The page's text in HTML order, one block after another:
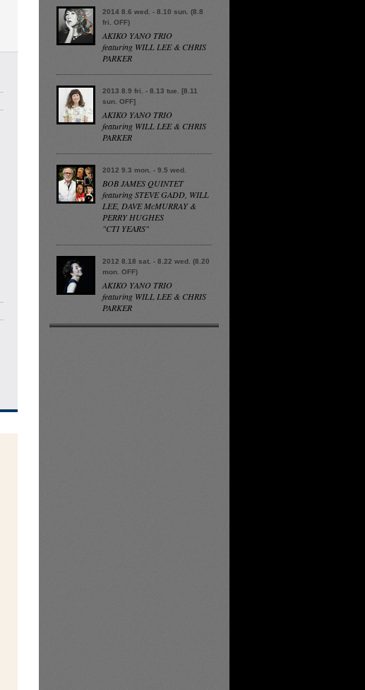
2014 8.6 wed. - 8.10 sun. (8.8
fri. OFF)
AKIKO YANO TRIO
featuring WILL LEE & CHRIS
PARKER
2013 8.9 fri. - 8.13 tue. [8.11
sun. OFF]
AKIKO YANO TRIO
featuring WILL LEE & CHRIS
PARKER
2012 9.3 mon. - 9.5 wed.
BOB JAMES QUINTET
featuring STEVE GADD, WILL
LEE, DAVE McMURRAY &
PERRY HUGHES
"CTI YEARS"
2012 8.18 sat. - 8.22 wed. (8.20
mon. OFF)
AKIKO YANO TRIO
featuring WILL LEE & CHRIS
PARKER